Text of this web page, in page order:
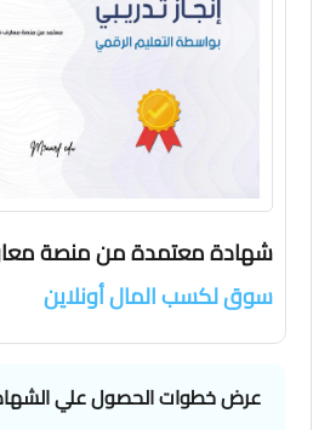
شهادة معتمدة من منصة
سوق لكسب المال أونلاين
عرض خطوات الحصول علي الشهادة